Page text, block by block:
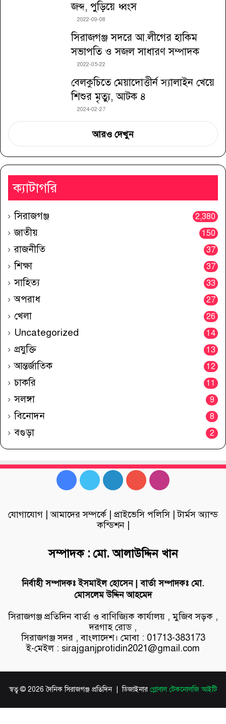
জব্দ, পুড়িয়ে ধ্বংস
2022-09-08
সিরাজগঞ্জ সদরে আ.লীগের হাকিম
সভাপতি ও সজল সাধারণ সম্পাদক
2022-05-22
বেলকুচিতে মেয়াদোত্তীর্ন স্যালাইন খেয়ে
শিশুর মৃত্যু, আটক ৪
2024-02-27
আরও দেখুন
ক্যাটাগরি
সিরাজগঞ্জ 2,380
জাতীয় 150
রাজনীতি 37
শিক্ষা 37
সাহিত্য 33
অপরাধ 27
খেলা 26
Uncategorized 14
প্রযুক্তি 13
আন্তর্জাতিক 12
চাকরি 11
সলঙ্গা 9
বিনোদন 8
বগুড়া 2
FacebookTwitterLinkedInYouTubeInstagram
যোগাযোগ |আমাদের সম্পর্কে প্রাইভেসি পলিসি|টার্মস অ্যান্ড
কন্ডিশন|
সম্পাদক : মো. আলাউদ্দিন খান
নির্বাহী সম্পাদকঃ ইসমাইল হোসেন | বার্তা সম্পাদকঃ মো.
মোসলেম উদ্দিন আহমেদ
সিরাজগঞ্জ প্রতিদিন বার্তা ও বাণিজ্যিক কার্যালয় , মুজিব সড়ক ,
দরগাহ রোড ,
সিরাজগঞ্জ সদর , বাংলাদেশ। মোবা : 01713-383173
ই-মেইল : sirajganjprotidin2021@gmail.com
স্বত্ব © 2026 দৈনিক সিরাজগঞ্জ প্রতিদিন | ডিজাইনার গ্লোবাল টেকনোলজি আইটি